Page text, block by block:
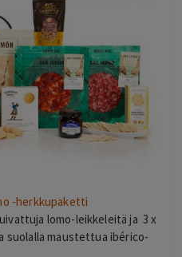
-herkkupaketti
lomo-leikkeleitä ja 3 x
suolalla maustettua ibérico-